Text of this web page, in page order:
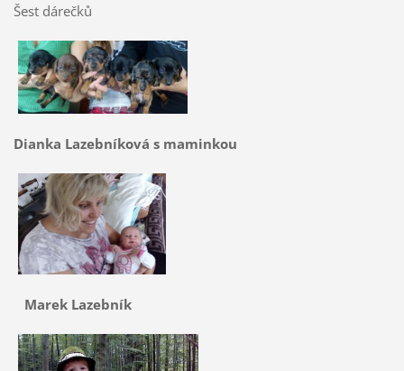
Šest dárečků
Dianka Lazebníková s maminkou
Marek Lazebník